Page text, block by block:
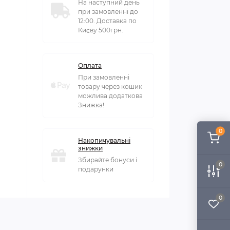
0
0
0
На наступний день
при замовленні до
12:00. Доставка по
Києву 500грн.
Оплата
При замовленні
товару через кошик
можлива додаткова
Знижка!
Накопичувальні
знижки
Збирайте бонуси і
подарунки